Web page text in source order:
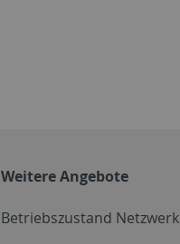
Weitere Angebote
Betriebszustand Netzwerk